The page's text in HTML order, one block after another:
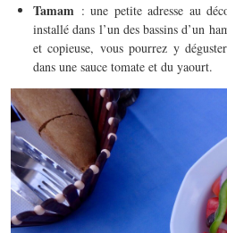
Tamam : une petite adresse au
installé dans l’un des bassins d’un
et copieuse, vous pourrez y
dans une sauce tomate et du yaourt.